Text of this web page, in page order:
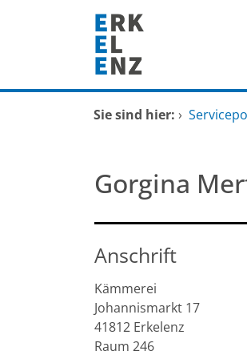
Zum Hauptinhalt springen
Startseite
Mitarbeitende
FAQ
Sie sind hier: ›
Gorgina
Anschrift
Kämmerei
Johannismarkt 17
41812 Erkelenz
Raum 246